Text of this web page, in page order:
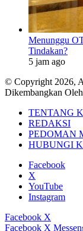
Menunggu
Tindakan?
5 jam ago
© Copyright 2026,
Dikembangkan Oleh
TENTANG
REDAKSI
PEDOMAN
HUBUNGI
Facebook
X
YouTube
Instagram
Facebook X
Facebook X